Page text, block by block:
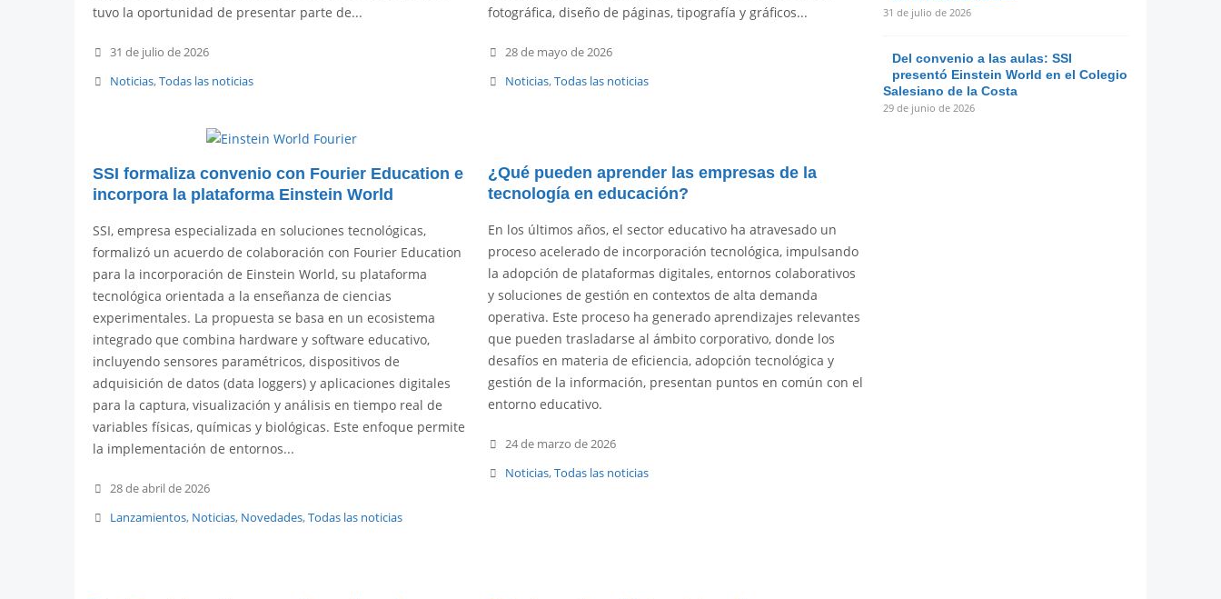
tuvo la oportunidad de presentar parte de...
31 de julio de 2026
Noticias,Todas las noticias
fotográfica, diseño de páginas, tipografía y gráficos...
28 de mayo de 2026
Noticias,Todas las noticias
SSI formaliza convenio con Fourier Education e
incorpora la plataforma Einstein World
SSI, empresa especializada en soluciones tecnológicas,
formalizó un acuerdo de colaboración con Fourier Education
para la incorporación de Einstein World, su plataforma
tecnológica orientada a la enseñanza de ciencias
experimentales. La propuesta se basa en un ecosistema
integrado que combina hardware y software educativo,
incluyendo sensores paramétricos, dispositivos de
adquisición de datos (data loggers) y aplicaciones digitales
para la captura, visualización y análisis en tiempo real de
variables físicas, químicas y biológicas. Este enfoque permite
la implementación de entornos...
28 de abril de 2026
Lanzamientos, Noticias, Novedades,Todas las noticias
¿Qué pueden aprender las empresas de la
tecnología en educación?
En los últimos años, el sector educativo ha atravesado un
proceso acelerado de incorporación tecnológica, impulsando
la adopción de plataformas digitales, entornos colaborativos
y soluciones de gestión en contextos de alta demanda
operativa. Este proceso ha generado aprendizajes relevantes
que pueden trasladarse al ámbito corporativo, donde los
desafíos en materia de eficiencia, adopción tecnológica y
gestión de la información, presentan puntos en común con el
entorno educativo.
24 de marzo de 2026
Noticias,Todas las noticias
31 de julio de 2026
Del convenio a las aulas: SSI
presentó Einstein World en el Colegio
Salesiano de la Costa
29 de junio de 2026